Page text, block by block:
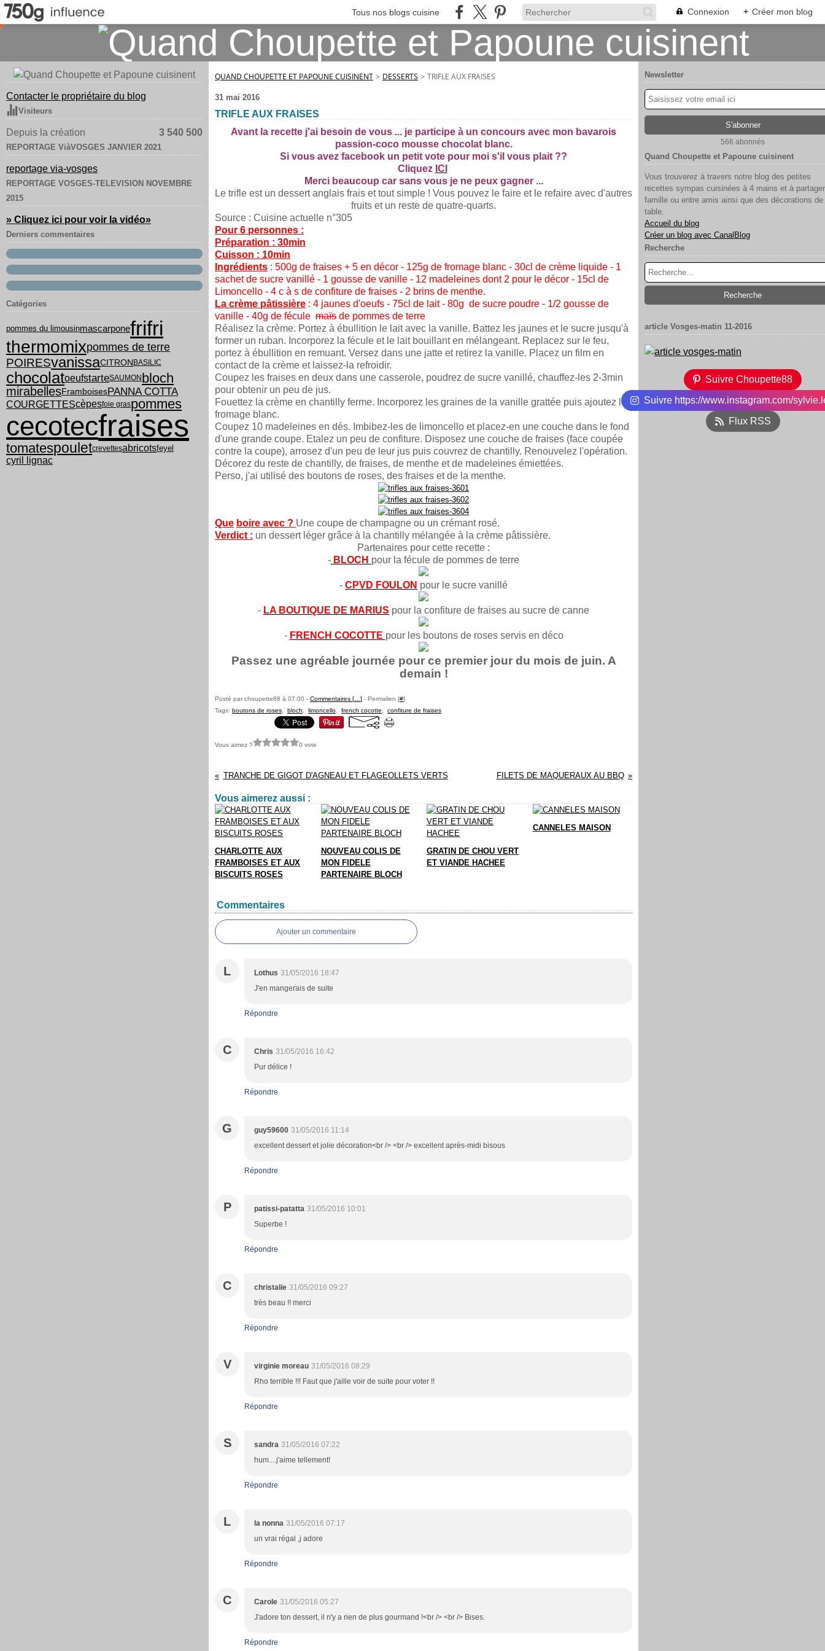
Tous nos blogs cuisine Connexion + Créer mon blog
Contacter le propriétaire du blog
Visiteurs
Depuis la création 3 540 500
REPORTAGE ViàVOSGES JANVIER 2021
reportage via-vosges
REPORTAGE VOSGES-TELEVISION NOVEMBRE
2015
» Cliquez ici pour voir la vidéo»
Derniers commentaires
Catégories
pommes du limousinmascarponefrifri
thermomixpommes de terre
POIRESvanissaCITRON BASILIC
chocolatoeufstarteSAUMON bloch
mirabellesFramboisesPANNA COTTA
COURGETTEScèpesfoie graspommes
cecotecfraises
tomatespouletcrevettesabricotsfeyel
cyril lignac
QUAND CHOUPETTE ET PAPOUNE CUISINENT > DESSERTS > TRIFLE AUX FRAISES
31 mai 2016
TRIFLE AUX FRAISES
Avant la recette j'ai besoin de vous ... je participe à un concours avec mon bavarois
passion-coco mousse chocolat blanc.
Si vous avez facebook un petit vote pour moi s'il vous plait ??
Cliquez ICI
Merci beaucoup car sans vous je ne peux gagner ...
Le trifle est un dessert anglais frais et tout simple ! Vous pouvez le faire et le refaire avec d'autres
fruits et un reste de quatre-quarts.
Source : Cuisine actuelle n°305
Pour 6 personnes :
Préparation : 30min
Cuisson : 10min
Ingrédients : 500g de fraises + 5 en décor - 125g de fromage blanc - 30cl de crème liquide - 1
sachet de sucre vanillé - 1 gousse de vanille - 12 madeleines dont 2 pour le décor - 15cl de
Limoncello - 4 c à s de confiture de fraises - 2 brins de menthe.
La crème pâtissière : 4 jaunes d'oeufs - 75cl de lait - 80g de sucre poudre - 1/2 gousse de
vanille - 40g de fécule maïs de pommes de terre
Réalisez la crème. Portez à ébullition le lait avec la vanille. Battez les jaunes et le sucre jusqu'à
former un ruban. Incorporez la fécule et le lait bouillant en mélangeant. Replacez sur le feu,
portez à ébullition en remuant. Versez dans une jatte et retirez la vanille. Placez un film en
contact de la crème et laissez-la refroidir.
Coupez les fraises en deux dans une casserole, poudrez de sucre vanillé, chauffez-les 2-3min
pour obtenir un peu de jus.
Fouettez la crème en chantilly ferme. Incorporez les graines de la vanille grattée puis ajoutez le
fromage blanc.
Coupez 10 madeleines en dés. Imbibez-les de limoncello et placez-en une couche dans le fond
d'une grande coupe. Etalez un peu de confiture. Disposez une couche de fraises (face coupée
contre la coupe), arrosez d'un peu de leur jus puis couvrez de chantilly. Renouvelez l'opération.
Décorez du reste de chantilly, de fraises, de menthe et de madeleines émiettées.
Perso, j'ai utilisé des boutons de roses, des fraises et de la menthe.
Que boire avec ? Une coupe de champagne ou un crémant rosé.
Verdict : un dessert léger grâce à la chantilly mélangée à la crème pâtissière.
Partenaires pour cette recette :
- BLOCH pour la fécule de pommes de terre
- CPVD FOULON pour le sucre vanillé
- LA BOUTIQUE DE MARIUS pour la confiture de fraises au sucre de canne
- FRENCH COCOTTE pour les boutons de roses servis en déco
Passez une agréable journée pour ce premier jour du mois de juin. A
demain !
Posté par choupette88 à 07:00 - Commentaires [ ] - Permalien [#]
Tags: boutons de roses bloch limoncello french cocotte confiture de fraises
Vous aimez ? 0 vote
TRANCHE DE GIGOT D'AGNEAU ET FLAGEOLLETS VERTS FILETS DE MAQUERAUX AU BBQ
Vous aimerez aussi :
CHARLOTTE AUX
FRAMBOISES ET AUX
BISCUITS ROSES
NOUVEAU COLIS DE
MON FIDELE
PARTENAIRE BLOCH
GRATIN DE CHOU VERT
ET VIANDE HACHEE
CANNELES MAISON
Commentaires
Ajouter un commentaire
L Lothus 31/05/2016 18:47
J'en mangerais de suite
Répondre
C Chris 31/05/2016 16:42
Pur délice !
Répondre
G guy59600 31/05/2016 11:14
excellent dessert et jolie décoration<br /> <br /> excellent après-midi bisous
Répondre
P patissi-patatta 31/05/2016 10:01
Superbe !
Répondre
C christalie 31/05/2016 09:27
très beau !! merci
Répondre
V virginie moreau 31/05/2016 08:29
Rho terrible !!! Faut que j'aille voir de suite pour voter !!
Répondre
S sandra 31/05/2016 07:22
hum....j'aime tellement!
Répondre
L la nonna 31/05/2016 07:17
un vrai régal ,j adore
Répondre
C Carole 31/05/2016 05:27
J'adore ton dessert, il n'y a rien de plus gourmand !<br /> <br /> Bises.
Répondre
Newsletter
566 abonnés
Quand Choupette et Papoune cuisinent
Vous trouverez à travers notre blog des petites
recettes sympas cuisinées à 4 mains et à
famille ou entre amis ainsi que des décorations de
table.
Accueil du blog
Créer un blog avec CanalBlog
Recherche
article Vosges-matin 11-2016
Suivre Choupette88
Suivre https://www.instagram.com/
Flux RSS